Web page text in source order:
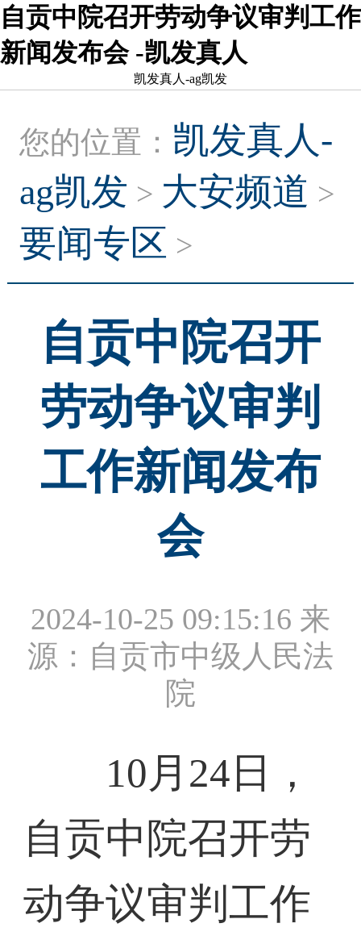
自贡中院召开劳动争议审判工作
新闻发布会 -凯发真人
凯发真人-ag凯发
您的位置： 凯发真人-
ag凯发 > 大安频道 >
要闻专区 >
自贡中院召开
劳动争议审判
工作新闻发布
会
2024-10-25 09:15:16 来
源：自贡市中级人民法
院
10月24日，
自贡中院召开劳
动争议审判工作